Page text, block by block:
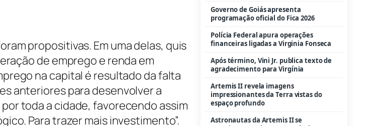
propositivas. Em uma delas, quis
de emprego e renda em
na capital é resultado da falta
anteriores para desenvolver a
toda a cidade, favorecendo assim
Para trazer mais investimento”.
Governo de Goiás apresenta
programação oficial do Fica 2026
Polícia Federal apura operações
financeiras ligadas a Virginia Fonseca
Após término, Vini Jr. publica texto de
agradecimento para Virgínia
Artemis II revela imagens
impressionantes da Terra vistas do
espaço profundo
Astronautas da Artemis II se